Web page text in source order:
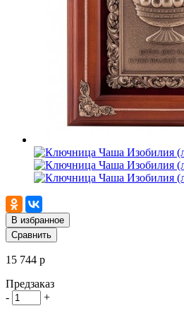
В избранное
Сравнить
15 744 р
Предзаказ
-
+